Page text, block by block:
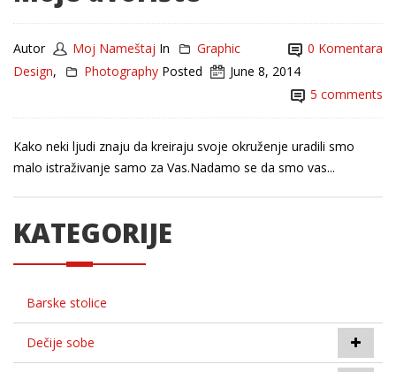
Autor Moj Nameštaj 0 Komentara
In
Graphic
Design, Photography Posted
June 8, 2014
5 comments
Kako neki ljudi znaju da kreiraju svoje okruženje uradili smo
malo istraživanje samo za Vas.Nadamo se da smo vas...
KATEGORIJE
Barske stolice
Dečije sobe